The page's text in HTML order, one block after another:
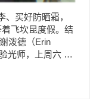
买好防晒霜，
飞坎昆度假。结
泼德（Erin
光师，上周六 …